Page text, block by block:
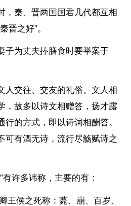
，秦、晋两国国君几代都互相
晋之好”。
子为丈夫捧膳食时要举案于
人交往、交友的礼俗。文人相
，故多以诗文相赠答，扬才露
行的方式，即以诗词相酬答。
可有酒无诗，流行尽觞赋诗之
有许多讳称，主要的有：
王侯之死称：薨、崩、百岁、